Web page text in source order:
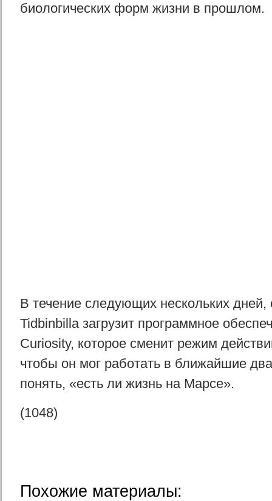
биологических форм жизни в прошлом.
В течение следующих нескольких дней,
Tidbinbilla загрузит программное
Curiosity, которое сменит режим
чтобы он мог работать в ближайшие
понять, «есть ли жизнь на Марсе».
(1048)
Похожие материалы: